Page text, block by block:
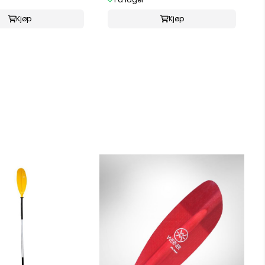
Kjøp
Kjøp